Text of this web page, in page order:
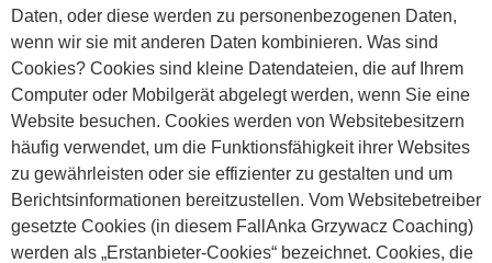
Daten, oder diese werden zu personenbezogenen Daten,
wenn wir sie mit anderen Daten kombinieren. Was sind
Cookies? Cookies sind kleine Datendateien, die auf Ihrem
Computer oder Mobilgerät abgelegt werden, wenn Sie eine
Website besuchen. Cookies werden von Websitebesitzern
häufig verwendet, um die Funktionsfähigkeit ihrer Websites
zu gewährleisten oder sie effizienter zu gestalten und um
Berichtsinformationen bereitzustellen. Vom Websitebetreiber
gesetzte Cookies (in diesem FallAnka Grzywacz Coaching)
werden als „Erstanbieter-Cookies“ bezeichnet. Cookies, die